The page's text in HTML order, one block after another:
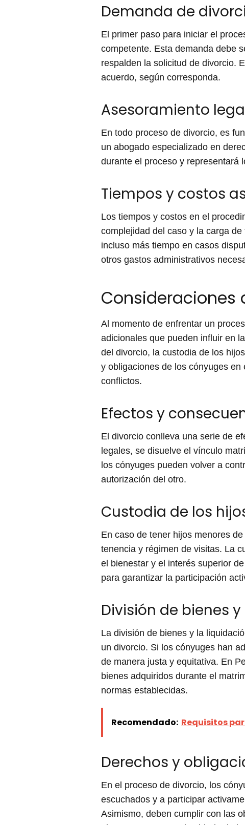
Demanda de
El primer paso para iniciar el
competente. Esta demanda debe
respalden la solicitud de divorcio.
acuerdo, según corresponda.
Asesoramiento
En todo proceso de divorcio, es
un abogado especializado en
durante el proceso y representará
Tiempos y costos
Los tiempos y costos en el
complejidad del caso y la carga
incluso más tiempo en casos
otros gastos administrativos
Consideraciones
Al momento de enfrentar un
adicionales que pueden influir en
del divorcio, la custodia de los
y obligaciones de los cónyuges
conflictos.
Efectos y
El divorcio conlleva una serie de
legales, se disuelve el vínculo
los cónyuges pueden volver a
autorización del otro.
Custodia de los
En caso de tener hijos menores
tenencia y régimen de visitas. La
el bienestar y el interés superior
para garantizar la participación
División de bienes
La división de bienes y la
un divorcio. Si los cónyuges han
de manera justa y equitativa. En
bienes adquiridos durante el
normas establecidas.
Recomendado: Requisitos
Derechos y
En el proceso de divorcio, los
escuchados y a participar
Asimismo, deben cumplir con las